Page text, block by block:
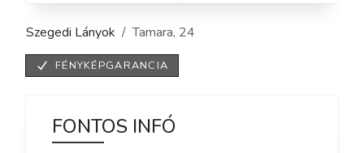
Szegedi Lányok Tamara, 24
FÉNYKÉPGARANCIA
FONTOS INFÓ